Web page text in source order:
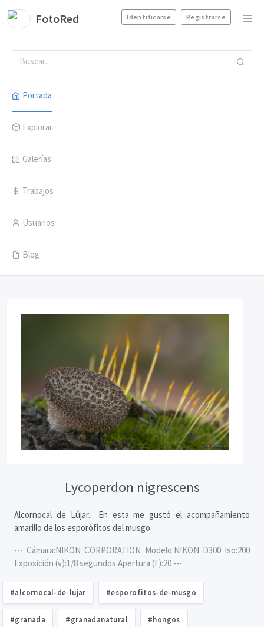
FotoRed Identificarse Registrarse
Portada
Explorar
Galerías
Trabajos
Usuarios
Blog
Lycoperdon nigrescens
Alcornocal de Lújar... En esta me gustó el acompañamiento
amarillo de los esporófitos del musgo.
--- Cámara:NIKON CORPORATION Modelo:NIKON D300 Iso:200
Exposición (v):1/8 segundos Apertura (f):20 ---
#alcornocal-de-lujar #esporofitos-de-musgo
#granada #granadanatural #hongos